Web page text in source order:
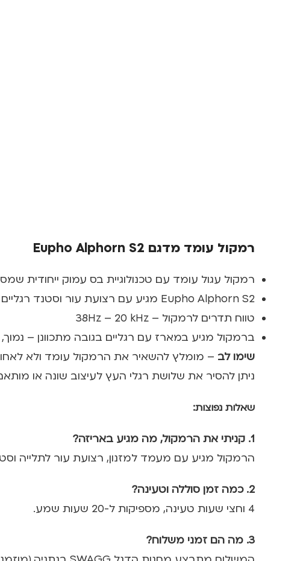
רמקול עומד מדגם Eupho Alphorn S2
רמקול עגול עומד עם טכנולוגיית בס עמוק ייחודית
Eupho Alphorn S2 מגיע עם רצועת עור וסטנד רגליים בעל גובה מתכוונן בהתאם למה שמתאים לכם.
טווח תדרים לרמקול – 38Hz – 20 kHz
ברמקול מגיע במארז עם רגליים בגובה מתכוונן – נמוך,
שימו לב – מומלץ להשאיר את הרמקול עומד ולא לאחוז
ניתן להסיר את שלושת רגלי העץ לעיצוב שונה או
שאלות נפוצות:
1. קניתי את הרמקול, מה מגיע באריזה?
הרמקול מגיע עם מעמד למזנון, רצועת עור לתלייה
2. כמה זמן סוללה וטעינה?
4 וחצי שעות טעינה, מספיקות ל-20 שעות שמע.
3. מה הם זמני משלוח?